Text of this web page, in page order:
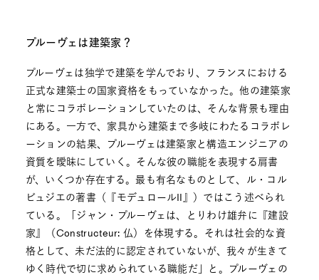
プルーヴェは建築家？
プルーヴェは独学で建築を学んでおり、フランスにおける
正式な建築士の国家資格をもっていなかった。他の建築家
と常にコラボレーションしていたのは、そんな背景も理由
にある。一方で、家具から建築まで多岐にわたるコラボレ
ーションの結果、プルーヴェは建築家と構造エンジニアの
資質を曖昧にしていく。そんな彼の職能を表現する肩書
が、いくつか存在する。最も有名なものとして、ル・コル
ビュジエの著書（『モデュロールⅡ』）ではこう述べられ
ている。「ジャン・プルーヴェは、とりわけ雄弁に『建設
家』（Constructeur: 仏）を体現する。それは社会的な資
格として、未だ法的に認定されていないが、我々が生きて
ゆく時代で切に求められている職能だ」と。プルーヴェの